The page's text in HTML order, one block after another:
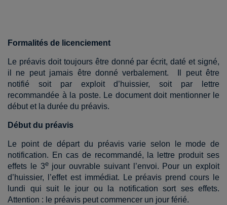
Formalités de licenciement
Le préavis doit toujours être donné par écrit, daté et signé,
il ne peut jamais être donné verbalement.
Il peut être
notifié soit par exploit d’huissier, soit par lettre
recommandée à la poste. Le document doit mentionner le
début et la durée du préavis.
Début du préavis
Le point de départ du préavis varie selon le mode de
notification. En cas de recommandé, la lettre produit ses
effets le 3ejour ouvrable suivant l’envoi. Pour un exploit
d’huissier, l’effet est immédiat. Le préavis prend cours le
lundi qui suit le jour ou la notification sort ses effets.
Attention : le préavis peut commencer un jour férié.